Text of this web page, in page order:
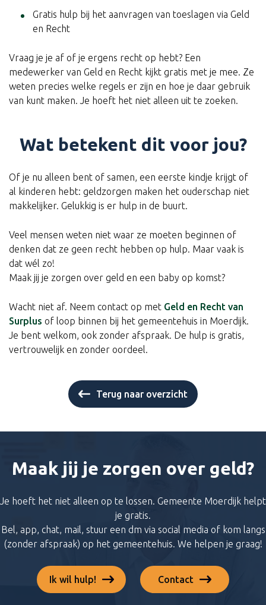
Gratis hulp bij het aanvragen van toeslagen via Geld
en Recht
Vraag je je af of je ergens recht op hebt? Een
medewerker van Geld en Recht kijkt gratis met je mee. Ze
weten precies welke regels er zijn en hoe je daar gebruik
van kunt maken. Je hoeft het niet alleen uit te zoeken.
Wat betekent dit voor jou?
Of je nu alleen bent of samen, een eerste kindje krijgt of
al kinderen hebt: geldzorgen maken het ouderschap niet
makkelijker. Gelukkig is er hulp in de buurt.
Veel mensen weten niet waar ze moeten beginnen of
denken dat ze geen recht hebben op hulp. Maar vaak is
dat wél zo!
Maak jij je zorgen over geld en een baby op komst?
Wacht niet af. Neem contact op met Geld en Recht van
Surplus of loop binnen bij het gemeentehuis in Moerdijk.
Je bent welkom, ook zonder afspraak. De hulp is gratis,
vertrouwelijk en zonder oordeel.
Terug naar overzicht
Maak jij je zorgen over geld?
Je hoeft het niet alleen op te lossen. Gemeente Moerdijk helpt
je gratis.
Bel, app, chat, mail, stuur een dm via social media of kom langs
(zonder afspraak) op het gemeentehuis. We helpen je graag!
Ik wil hulp! Contact